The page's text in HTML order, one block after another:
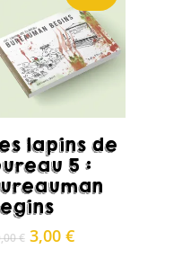
Acheter
lapins de
5 :
€ Le
3,00 €Le